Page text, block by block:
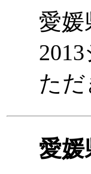
愛
ただ
愛媛